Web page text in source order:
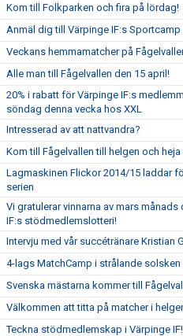
Kom till Folkparken och fira på lördag!
Anmäl dig till Värpinge IF:s
Veckans hemmamatcher på
Alle man till Fågelvallen den 15 april!
20% i rabatt för Värpinge IF:s
söndag denna vecka hos XXL
Intresserad av att nattvandra?
Kom till Fågelvallen till helgen och
Lagmaskinen Flickor 2014/15 laddar
serien
Vi gratulerar vinnarna av mars
IF:s stödmedlemslotteri!
Intervju med vår succétränare Kristian
4-lags MatchCamp i strålande solsken
Svenska mästarna kommer till
Välkommen att titta på matcher i
Teckna stödmedlemskap i Värpinge IF!